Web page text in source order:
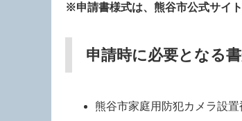
※申請書様式は、熊谷市公式サイ
申請時に必要となる
熊谷市家庭用防犯カメラ設